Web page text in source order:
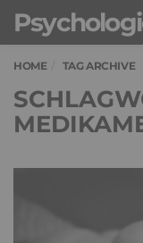
HOME TAG ARCHIVE